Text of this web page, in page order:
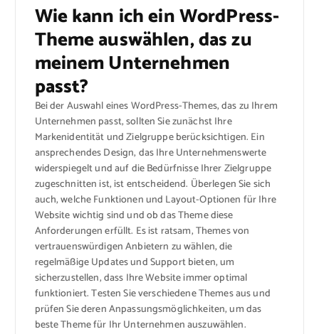
Wie kann ich ein WordPress-
Theme auswählen, das zu
meinem Unternehmen
passt?
Bei der Auswahl eines WordPress-Themes, das zu Ihrem
Unternehmen passt, sollten Sie zunächst Ihre
Markenidentität und Zielgruppe berücksichtigen. Ein
ansprechendes Design, das Ihre Unternehmenswerte
widerspiegelt und auf die Bedürfnisse Ihrer Zielgruppe
zugeschnitten ist, ist entscheidend. Überlegen Sie sich
auch, welche Funktionen und Layout-Optionen für Ihre
Website wichtig sind und ob das Theme diese
Anforderungen erfüllt. Es ist ratsam, Themes von
vertrauenswürdigen Anbietern zu wählen, die
regelmäßige Updates und Support bieten, um
sicherzustellen, dass Ihre Website immer optimal
funktioniert. Testen Sie verschiedene Themes aus und
prüfen Sie deren Anpassungsmöglichkeiten, um das
beste Theme für Ihr Unternehmen auszuwählen.